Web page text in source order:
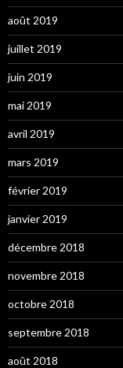
août 2019
juillet 2019
juin 2019
mai 2019
avril 2019
mars 2019
février 2019
janvier 2019
décembre 2018
novembre 2018
octobre 2018
septembre 2018
août 2018